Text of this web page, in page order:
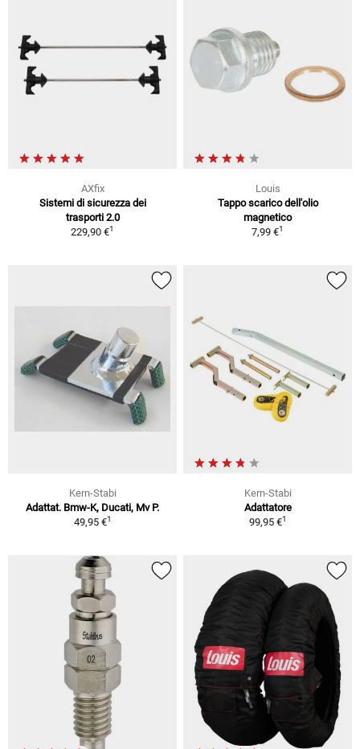
AXfix
Sistemi di sicurezza dei
trasporti 2.0
229,90 €1
Louis
Tappo scarico dell'olio
magnetico
7,99 €1
Kern-Stabi
Adattat. Bmw-K, Ducati, Mv P.
49,95 €1
Kern-Stabi
Adattatore
99,95 €1